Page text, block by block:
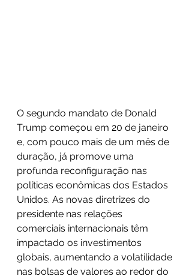
O segundo mandato de Donald
Trump começou em 20 de janeiro
e, com pouco mais de um mês de
duração, já promove uma
profunda reconfiguração nas
políticas econômicas dos Estados
Unidos. As novas diretrizes do
presidente nas relações
comerciais internacionais têm
impactado os investimentos
globais, aumentando a volatilidade
nas bolsas de valores ao redor do